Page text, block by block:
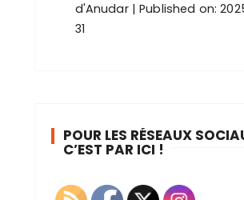
d'Anudar
Published on:
31
POUR LES RÉSEAUX
C’EST PAR ICI !